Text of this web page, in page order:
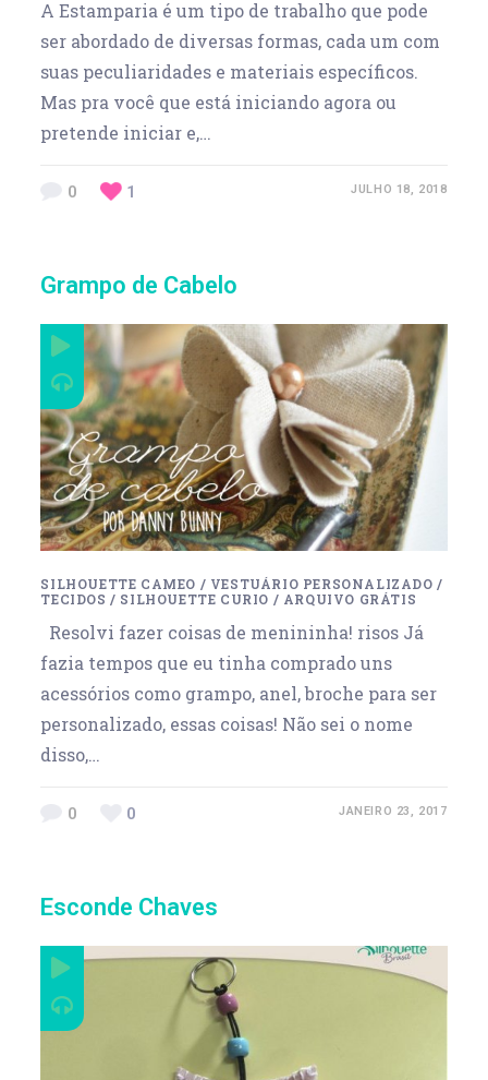
A Estamparia é um tipo de trabalho que pode
ser abordado de diversas formas, cada um com
suas peculiaridades e materiais específicos.
Mas pra você que está iniciando agora ou
pretende iniciar e,…
0 1 JULHO 18, 2018
Grampo de Cabelo
SILHOUETTE CAMEO / VESTUÁRIO PERSONALIZADO /
TECIDOS / SILHOUETTE CURIO / ARQUIVO GRÁTIS
Resolvi fazer coisas de menininha! risos Já
fazia tempos que eu tinha comprado uns
acessórios como grampo, anel, broche para ser
personalizado, essas coisas! Não sei o nome
disso,…
0 0 JANEIRO 23, 2017
Esconde Chaves